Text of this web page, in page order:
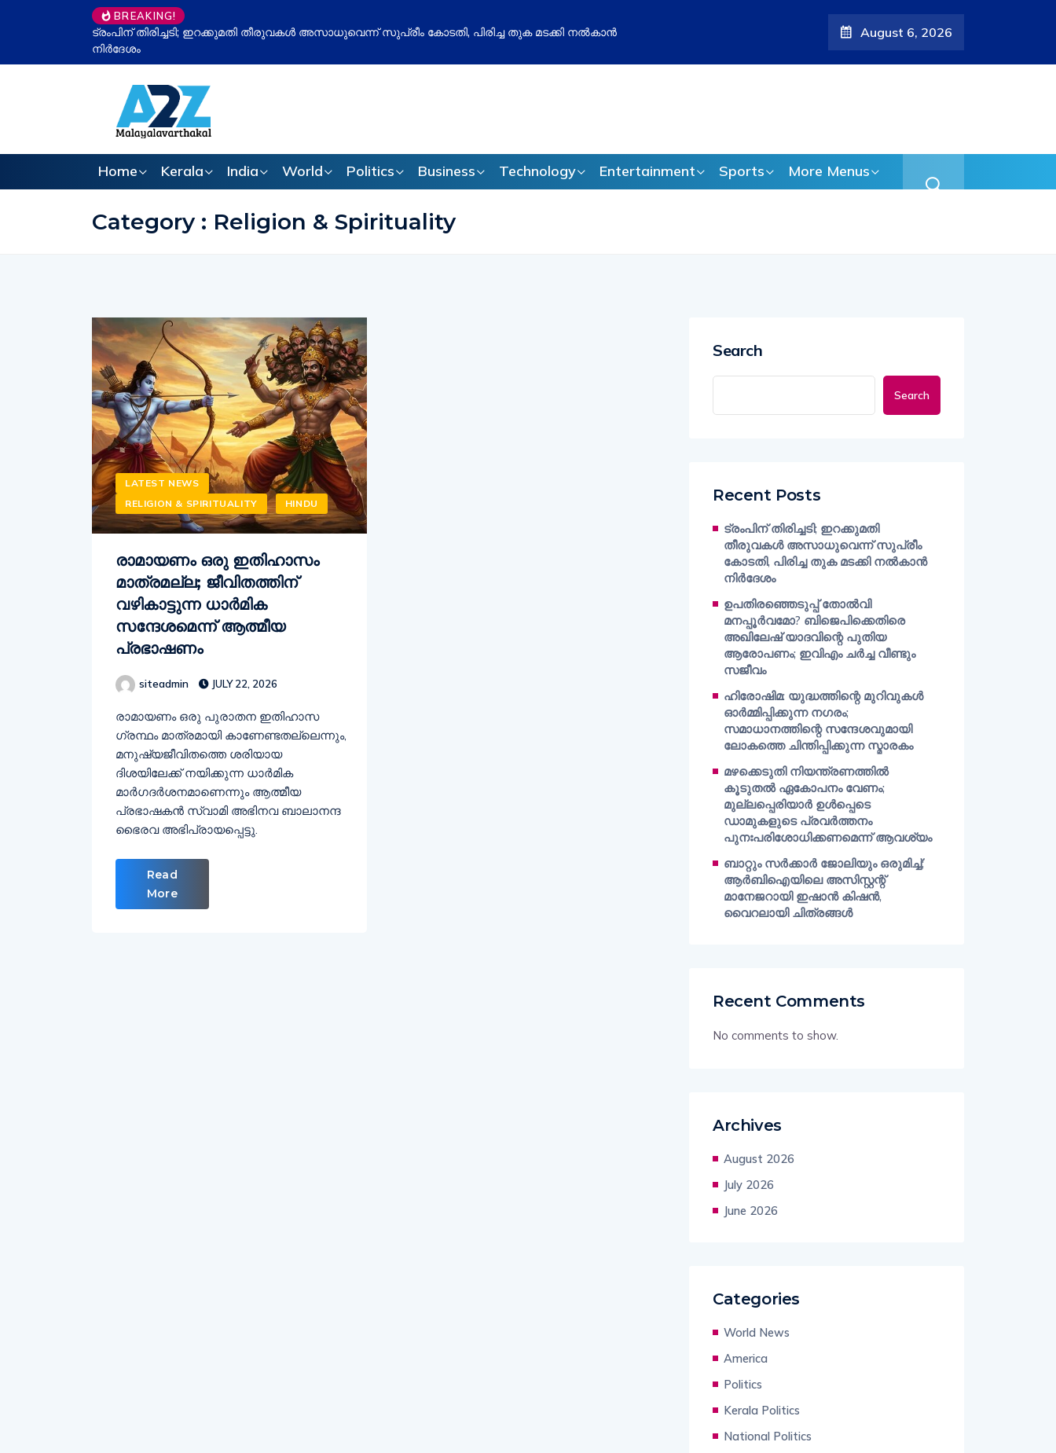
BREAKING!
പിരിച്ച തുക മടക്കി നൽകാൻ
ഉപതിരഞ്ഞെടുപ്പ് തോൽവി മനപ്പൂർവമോ? ബിജെപിക്കെതിരെ അഖിലേഷ് യാദവിന്റെ പുതിയ ആരോപണം;
August 6, 2026
Home Kerala India World Politics Business Technology Entertainment Sports More Menus
Category : Religion & Spirituality
LATEST NEWS
RELIGION & SPIRITUALITY
HINDU
രാമായണം ഒരു ഇതിഹാസം
മാത്രമല്ല; ജീവിതത്തിന്
വഴികാട്ടുന്ന ധാർമിക
സന്ദേശമെന്ന് ആത്മീയ
പ്രഭാഷണം
siteadmin JULY 22, 2026
രാമായണം ഒരു പുരാതന ഇതിഹാസ
ഗ്രന്ഥം മാത്രമായി കാണേണ്ടതല്ലെന്നും,
മനുഷ്യജീവിതത്തെ ശരിയായ
ദിശയിലേക്ക് നയിക്കുന്ന ധാർമിക
മാർഗദർശനമാണെന്നും ആത്മീയ
പ്രഭാഷകൻ സ്വാമി അഭിനവ ബാലാനന്ദ
ഭൈരവ അഭിപ്രായപ്പെട്ടു.
Read
More
Search
Search
Recent Posts
ട്രംപിന് തിരിച്ചടി; ഇറക്കുമതി
തീരുവകൾ അസാധുവെന്ന് സുപ്രീം
കോടതി, പിരിച്ച തുക മടക്കി നൽകാൻ
നിർദേശം
ഉപതിരഞ്ഞെടുപ്പ് തോൽവി
മനപ്പൂർവമോ? ബിജെപിക്കെതിരെ
അഖിലേഷ് യാദവിന്റെ പുതിയ
ആരോപണം; ഇവിഎം ചർച്ച വീണ്ടും
സജീവം
ഹിരോഷിമ: യുദ്ധത്തിന്റെ മുറിവുകൾ
ഓർമ്മിപ്പിക്കുന്ന നഗരം;
സമാധാനത്തിന്റെ സന്ദേശവുമായി
ലോകത്തെ ചിന്തിപ്പിക്കുന്ന സ്മാരകം
മഴക്കെടുതി നിയന്ത്രണത്തിൽ
കൂടുതൽ ഏകോപനം വേണം;
മുല്ലപ്പെരിയാർ ഉൾപ്പെടെ
ഡാമുകളുടെ പ്രവർത്തനം
പുനഃപരിശോധിക്കണമെന്ന് ആവശ്യം
ബാറ്റും സർക്കാർ ജോലിയും ഒരുമിച്ച്;
ആർബിഐയിലെ അസിസ്റ്റന്റ്
മാനേജറായി ഇഷാൻ കിഷൻ,
വൈറലായി ചിത്രങ്ങൾ
Recent Comments
No comments to show.
Archives
August 2026
July 2026
June 2026
Categories
World News
America
Politics
Kerala Politics
National Politics